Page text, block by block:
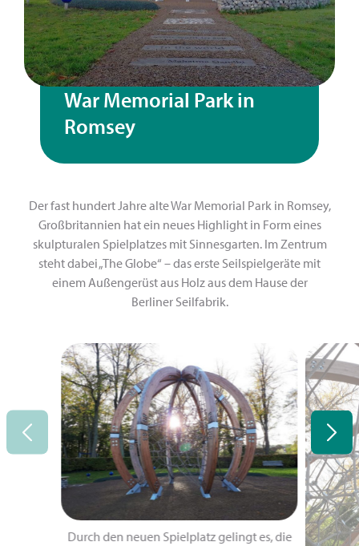
War Memorial Park in
Romsey
Der fast hundert Jahre alte War Memorial Park in Romsey,
Großbritannien hat ein neues Highlight in Form eines
skulpturalen Spielplatzes mit Sinnesgarten. Im Zentrum
steht dabei „The Globe“ – das erste Seilspielgeräte mit
einem Außengerüst aus Holz aus dem Hause der
Berliner Seilfabrik.
Durch den neuen Spielplatz gelingt es, die